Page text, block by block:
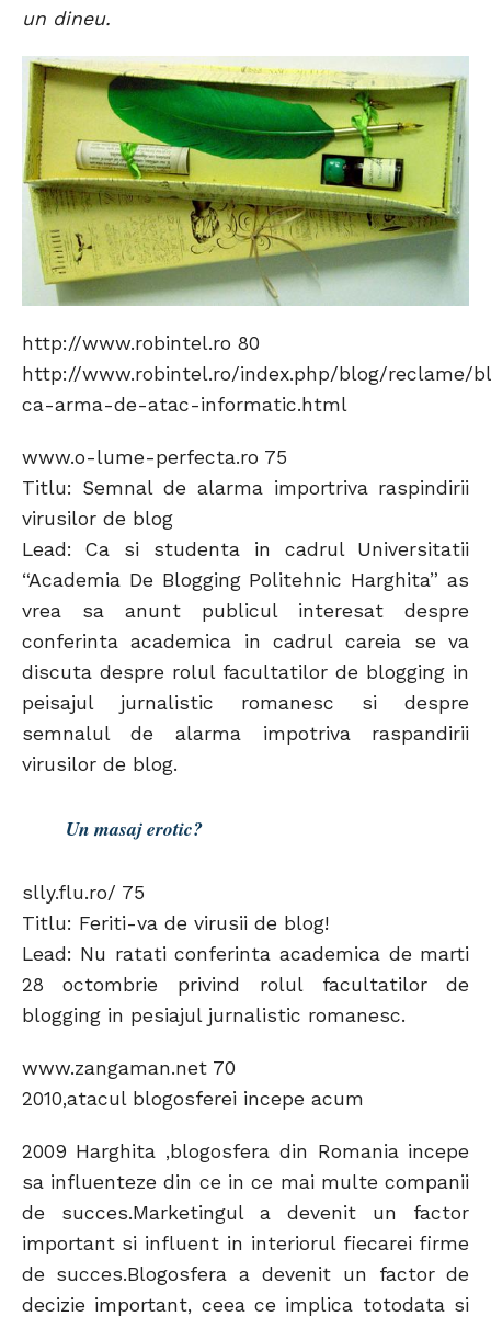
un dineu.
http://www.robintel.ro 80
http://www.robintel.ro/index.php/blog/reclame/
ca-arma-de-atac-informatic.html
www.o-lume-perfecta.ro 75
Titlu: Semnal de alarma importriva raspindirii
virusilor de blog
Lead: Ca si studenta in cadrul Universitatii
“Academia De Blogging Politehnic Harghita” as
vrea sa anunt publicul interesat despre
conferinta academica in cadrul careia se va
discuta despre rolul facultatilor de blogging in
peisajul jurnalistic romanesc si despre
semnalul de alarma impotriva raspandirii
virusilor de blog.
Un masaj erotic?
slly.flu.ro/ 75
Titlu: Feriti-va de virusii de blog!
Lead: Nu ratati conferinta academica de marti
28 octombrie privind rolul facultatilor de
blogging in pesiajul jurnalistic romanesc.
www.zangaman.net 70
2010,atacul blogosferei incepe acum
2009 Harghita ,blogosfera din Romania incepe
sa influenteze din ce in ce mai multe companii
de succes.Marketingul a devenit un factor
important si influent in interiorul fiecarei firme
de succes.Blogosfera a devenit un factor de
decizie important, ceea ce implica totodata si